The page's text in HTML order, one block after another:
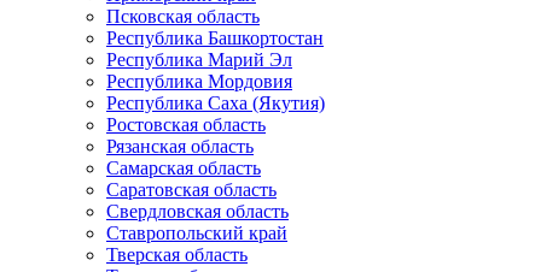
Псковская область
Республика Башкортостан
Республика Марий Эл
Республика Мордовия
Республика Саха (Якутия)
Ростовская область
Рязанская область
Самарская область
Саратовская область
Свердловская область
Ставропольский край
Тверская область